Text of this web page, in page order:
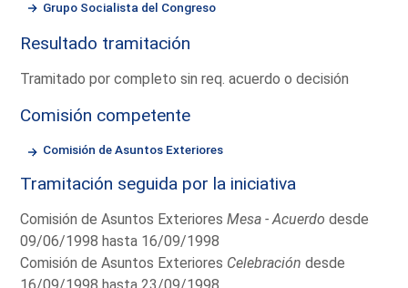
Grupo Socialista del Congreso
Resultado tramitación
Tramitado por completo sin req. acuerdo o decisión
Comisión competente
Comisión de Asuntos Exteriores
Tramitación seguida por la iniciativa
Comisión de Asuntos ExterioresMesa - Acuerdo desde
09/06/1998 hasta 16/09/1998
Comisión de Asuntos Exteriores Celebración desde
16/09/1998 hasta 23/09/1998